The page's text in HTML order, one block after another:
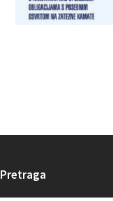
Pretraga